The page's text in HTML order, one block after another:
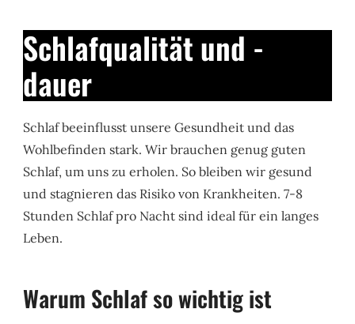
Schlafqualität und -
dauer
Schlaf beeinflusst unsere Gesundheit und das
Wohlbefinden stark. Wir brauchen genug guten
Schlaf, um uns zu erholen. So bleiben wir gesund
und stagnieren das Risiko von Krankheiten. 7-8
Stunden Schlaf pro Nacht sind ideal für ein langes
Leben.
Warum Schlaf so wichtig ist